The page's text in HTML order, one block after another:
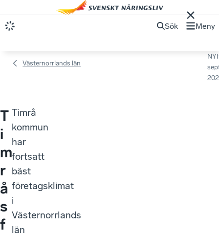
Sök Meny
Västernorrlands län
T
i
m
r
å
s
f
Timrå
kommun
har
fortsatt
bäst
företagsklimat
i
Västernorrlands
län